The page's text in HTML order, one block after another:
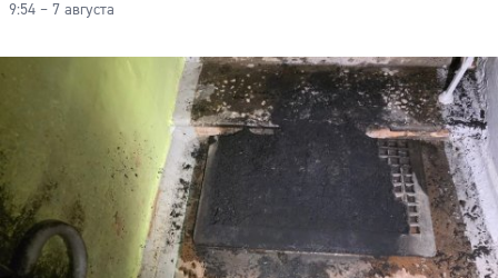
9:54 – 7 августа